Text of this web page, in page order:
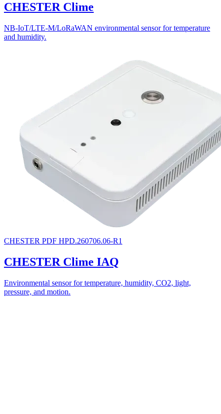
CHESTER Clime
NB-IoT/LTE-M/LoRaWAN environmental sensor for temperature
and humidity.
CHESTER PDF HPD.260706.06-R1
CHESTER Clime IAQ
Environmental sensor for temperature, humidity, CO2, light,
pressure, and motion.